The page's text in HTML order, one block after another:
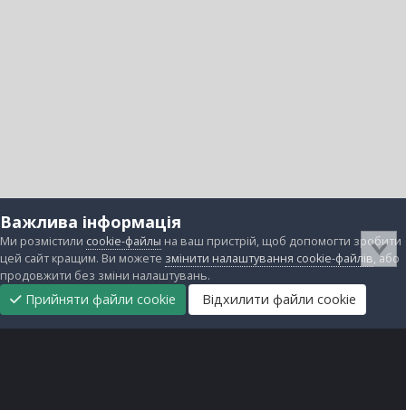
Важлива інформація
Ми розмістили cookie-файлы на ваш пристрій, щоб допомогти зробити
цей сайт кращим. Ви можете змінити налаштування cookie-файлів, або
продовжити без зміни налаштувань.
Прийняти файли cookie Відхилити файли cookie
Головна
Підтримати
нас
Прибрати
рекламу
Завантаження Непрочитані Реєстрація